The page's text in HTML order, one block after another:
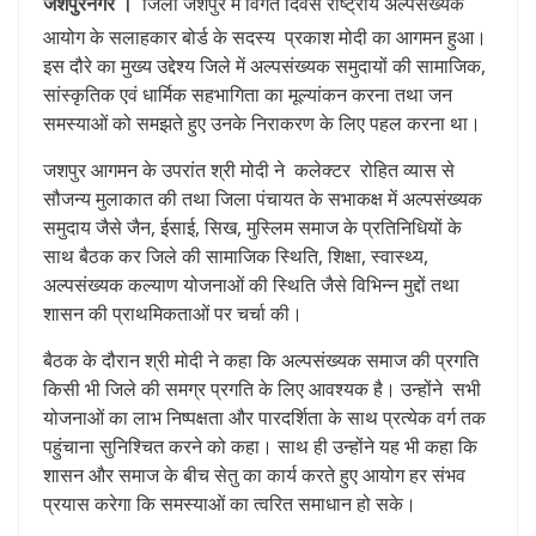
आयोग के सलाहकार बोर्ड के सदस्य प्रकाश मोदी का आगमन हुआ।
इस दौरे का मुख्य उद्देश्य जिले में अल्पसंख्यक समुदायों की सामाजिक,
सांस्कृतिक एवं धार्मिक सहभागिता का मूल्यांकन करना तथा जन
समस्याओं को समझते हुए उनके निराकरण के लिए पहल करना था।
जशपुर आगमन के उपरांत श्री मोदी ने कलेक्टर रोहित व्यास से
सौजन्य मुलाकात की तथा जिला पंचायत के सभाकक्ष में अल्पसंख्यक
समुदाय जैसे जैन, ईसाई, सिख, मुस्लिम समाज के प्रतिनिधियों के
साथ बैठक कर जिले की सामाजिक स्थिति, शिक्षा, स्वास्थ्य,
अल्पसंख्यक कल्याण योजनाओं की स्थिति जैसे विभिन्न मुद्दों तथा
शासन की प्राथमिकताओं पर चर्चा की।
बैठक के दौरान श्री मोदी ने कहा कि अल्पसंख्यक समाज की प्रगति
किसी भी जिले की समग्र प्रगति के लिए आवश्यक है। उन्होंने सभी
योजनाओं का लाभ निष्पक्षता और पारदर्शिता के साथ प्रत्येक वर्ग तक
पहुंचाना सुनिश्चित करने को कहा। साथ ही उन्होंने यह भी कहा कि
शासन और समाज के बीच सेतु का कार्य करते हुए आयोग हर संभव
प्रयास करेगा कि समस्याओं का त्वरित समाधान हो सके।